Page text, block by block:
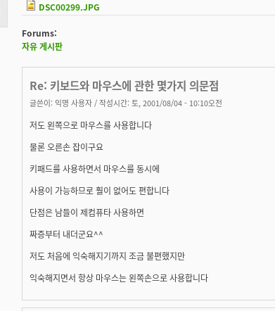
DSC00299.JPG
Forums:
자유 게시판
Re: 키보드와 마우스에 관한 몇가지 의문점
글쓴이: 익명 사용자 / 작성시간: 토, 2001/08/04 - 10:10오전
저도 왼쪽으로 마우스를 사용합니다
물론 오른손 잡이구요
키패드를 사용하면서 마우스를 동시에
사용이 가능하므로 훨이 없어도 편합니다
단점은 남들이 제컴퓨타 사용하면
짜증부터 내더군요^^
저도 처음에 익숙해지기까지 조금 불편했지만
익숙해지면서 항상 마우스는 왼쪽손으로 사용합니다